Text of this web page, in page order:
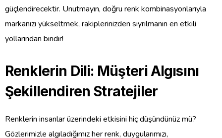
güçlendirecektir. Unutmayın, doğru renk kombinasyonlarıyla
markanızı yükseltmek, rakiplerinizden sıyrılmanın en etkili
yollarından biridir!
Renklerin Dili: Müşteri Algısını
Şekillendiren Stratejiler
Renklerin insanlar üzerindeki etkisini hiç düşündünüz mü?
Gözlerimizle algıladığımız her renk, duygularımızı,